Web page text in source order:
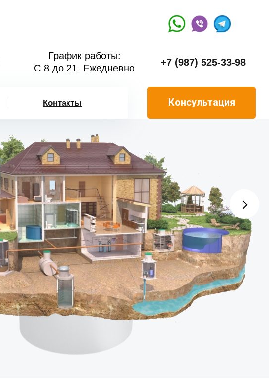
График работы:
С 8 до 21. Ежедневно
+7 (987) 525-33-98
Контакты Консультация